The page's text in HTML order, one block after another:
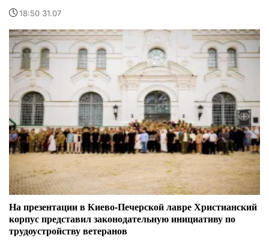
18:50 31.07
На презентации в Киево-Печерской лавре Христианский
корпус представил законодательную инициативу по
трудоустройству ветеранов